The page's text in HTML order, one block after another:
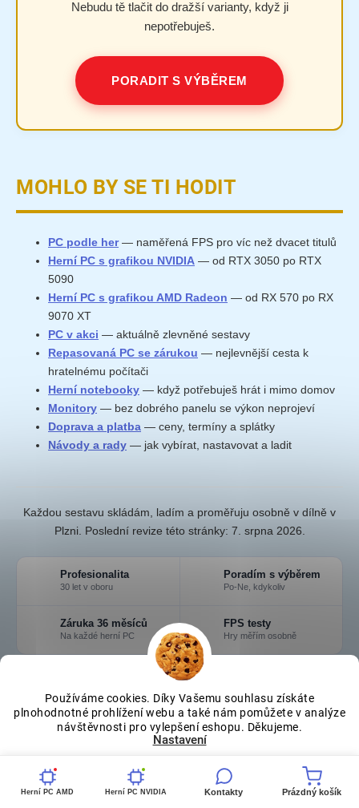
Používáme cookies. Díky Vašemu souhlasu získáte
plnohodnotné prohlížení webu a také nám pomůžete v analýze
návštěvnosti pro vylepšení eshopu. Děkujeme.
Nastavení
Nebudu tě tlačit do dražší varianty, když ji
nepotřebuješ.
PORADIT S VÝBĚREM
MOHLO BY SE TI HODIT
PC podle her— naměřená FPS pro víc než dvacet titulů
Herní PC s grafikou NVIDIA — od RTX 3050 po RTX
5090
Herní PC s grafikou AMD Radeon — od RX 570 po RX
9070 XT
PC v akci — aktuálně zlevněné sestavy
Repasovaná PC se zárukou — nejlevnější cesta k
hratelnému počítači
Herní notebooky — když potřebuješ hrát i mimo domov
Monitory — bez dobrého panelu se výkon neprojeví
Doprava a platba — ceny, termíny a splátky
Návody a rady — jak vybírat, nastavovat a ladit
Každou sestavu skládám, ladím a proměřuju osobně v dílně v
Plzni. Poslední revize této stránky: 7. srpna 2026
Profesionalita
30 let v oboru
Poradím s výběrem
Po-Ne, kdykoliv
Záruka 36 měsíců
Na každé herní PC
FPS testy
Hry měřím osobně
Herní PC AMD Herní PC NVIDIA Kontakty Prázdný košík